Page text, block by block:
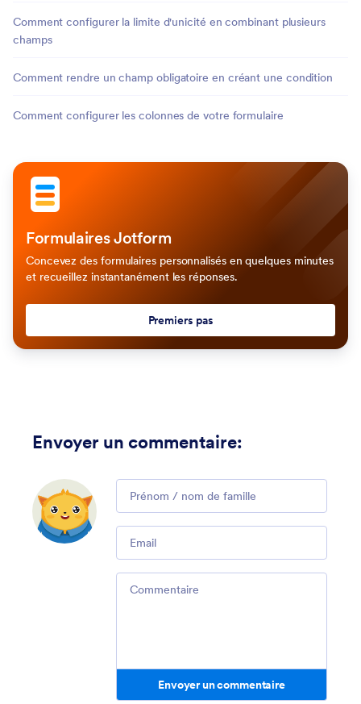
Comment configurer la limite d'unicité en combinant plusieurs
champs
Comment rendre un champ obligatoire en créant une condition
Comment configurer les colonnes de votre formulaire
Formulaires Jotform
Concevez des formulaires personnalisés en quelques minutes
et recueillez instantanément les réponses.
Premiers pas
Envoyer un commentaire:
Comment
Email
Comment
Envoyer un commentaire